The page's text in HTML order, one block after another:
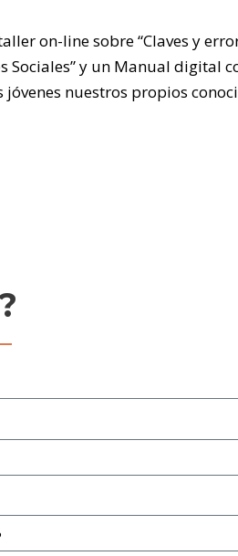
on-line sobre “Claves y
Sociales” y un Manual
nuestros propios